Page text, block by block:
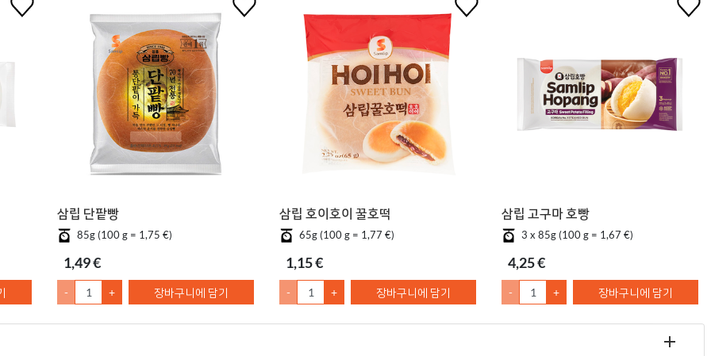
삼립 단팥빵
85g (100 g = 1,75 €)
1,49 €
- + 장바구니에 담기
삼립 호이호이 꿀호떡
65g (100 g = 1,77 €)
1,15 €
- + 장바구니에 담기
삼립 고구마 호빵
3 x 85g (100 g = 1,67 €)
4,25 €
- + 장바구니에 담기